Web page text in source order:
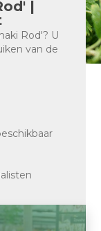
|
Rod'? U
van de